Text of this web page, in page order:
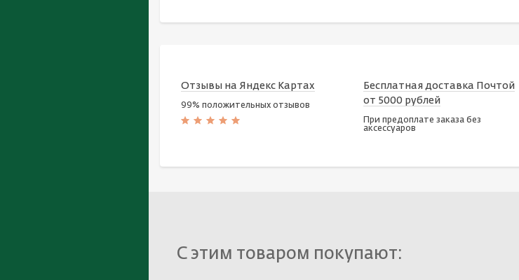
Отзывы на Яндекс Картах
99% положительных отзывов
Бесплатная доставка Почтой
от 5000 рублей
При предоплате заказа без
аксессуаров
С этим товаром покупают: